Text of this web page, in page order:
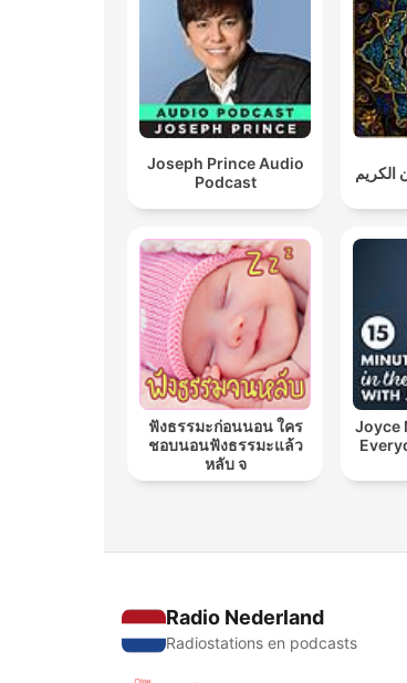
Joseph Prince Audio
Podcast
الكريم
ฟังธรรมะก่อนนอน ใคร
ชอบนอนฟังธรรมะแล้ว
หลับ จ
Joyce
Radio Nederland
Radiostations en podcasts